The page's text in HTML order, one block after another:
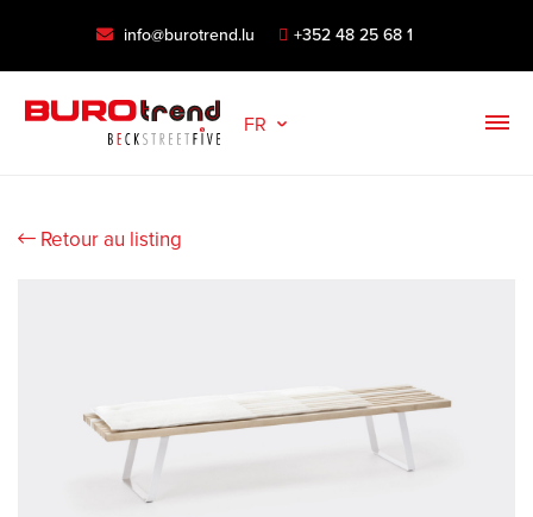
info@burotrend.lu +352 48 25 68 1
FR
Retour au listing